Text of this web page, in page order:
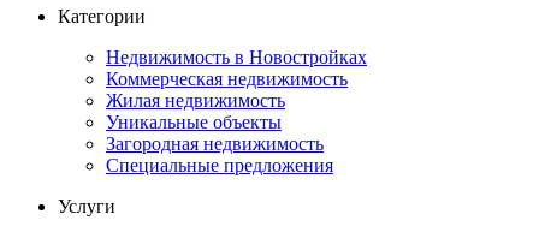
Категории
Недвижимость в Новостройках
Коммерческая недвижимость
Жилая недвижимость
Уникальные объекты
Загородная недвижимость
Специальные предложения
Услуги